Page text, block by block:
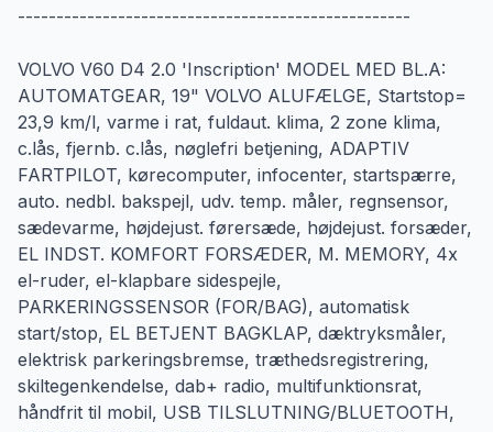
---------------------------------------------------
VOLVO V60 D4 2.0 'Inscription' MODEL MED BL.A:
AUTOMATGEAR, 19" VOLVO ALUFÆLGE, Startstop=
23,9 km/l, varme i rat, fuldaut. klima, 2 zone klima,
c.lås, fjernb. c.lås, nøglefri betjening, ADAPTIV
FARTPILOT, kørecomputer, infocenter, startspærre,
auto. nedbl. bakspejl, udv. temp. måler, regnsensor,
sædevarme, højdejust. førersæde, højdejust. forsæder,
EL INDST. KOMFORT FORSÆDER, M. MEMORY, 4x
el-ruder, el-klapbare sidespejle,
PARKERINGSSENSOR (FOR/BAG), automatisk
start/stop, EL BETJENT BAGKLAP, dæktryksmåler,
elektrisk parkeringsbremse, træthedsregistrering,
skiltegenkendelse, dab+ radio, multifunktionsrat,
håndfrit til mobil, USB TILSLUTNING/BLUETOOTH,